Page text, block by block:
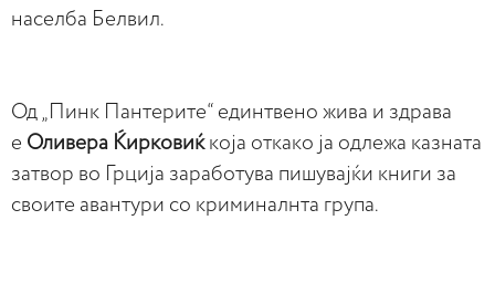
населба Белвил.
Од „Пинк Пантерите“ единтвено жива и здрава
е Оливера Ќирковиќкоја откако ја одлежа казната
затвор во Грција заработува пишувајќи книги за
своите авантури со криминалнта група.